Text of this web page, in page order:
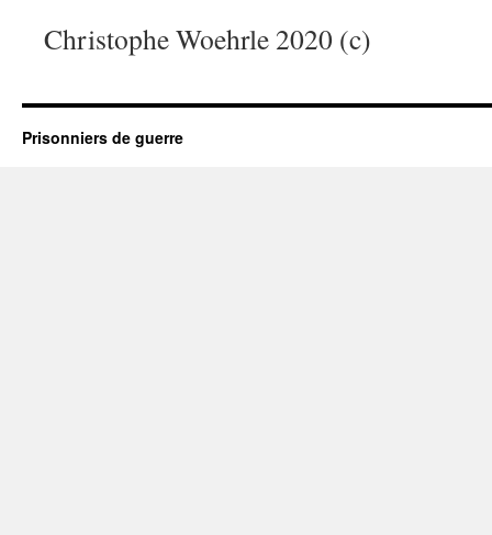
Christophe Woehrle 2020 (c)
Prisonniers de guerre